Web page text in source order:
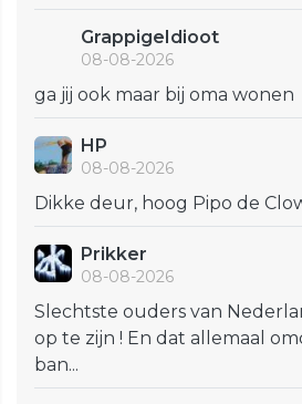
GrappigeIdioot
08-08-2026
ga jij ook maar bij oma wonen
HP
08-08-2026
Dikke deur, hoog Pipo de
Prikker
08-08-2026
Slechtste ouders van
op te zijn ! En dat allemaal
ban...